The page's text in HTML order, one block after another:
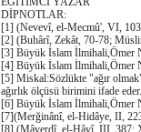
DİPNOTLAR:
[1] (Nevevî, el-Mecmû', VI,
[2] (Buhârî, Zekât, 70-78;
[3] Büyük İslam İlmihali,Ömer
[4] Büyük İslam İlmihali,Ömer
[5] Miskal:Sözlükte "ağır
ağırlık ölçüsü birimini ifade eder.
[6] Büyük İslam İlmihali,Ömer
[7](Merğinânî, el-Hidâye, II,
[8] (Mâverdî, el-Hâvî, III, 387;